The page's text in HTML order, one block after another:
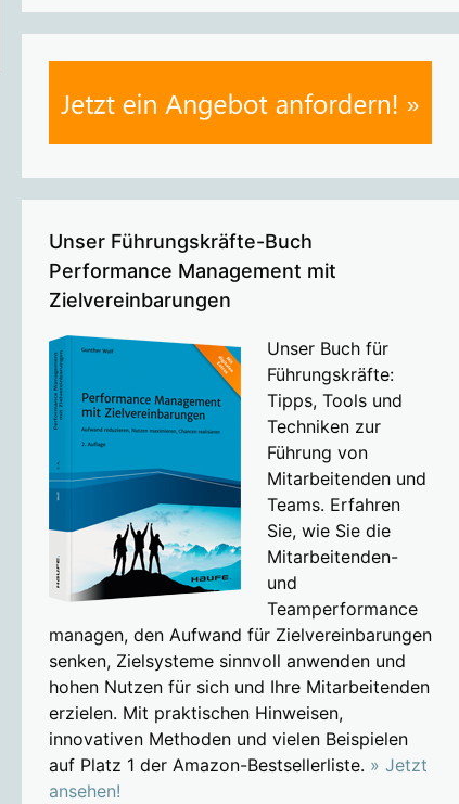
Unser Führungskräfte-Buch
Performance Management mit
Zielvereinbarungen
Unser Buch für
Führungskräfte:
Tipps, Tools und
Techniken zur
Führung von
Mitarbeitenden und
Teams. Erfahren
Sie, wie Sie die
Mitarbeitenden-
und
Teamperformance
managen, den Aufwand für Zielvereinbarungen
senken, Zielsysteme sinnvoll anwenden und
hohen Nutzen für sich und Ihre Mitarbeitenden
erzielen. Mit praktischen Hinweisen,
innovativen Methoden und vielen Beispielen
auf Platz 1 der Amazon-Bestsellerliste. » Jetzt
ansehen!